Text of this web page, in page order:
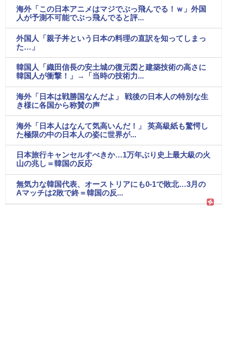
海外「この日本アニメはマジでぶっ飛んでる！ｗ」外国
人が予測不可能でぶっ飛んでると評...
外国人「親子丼という日本の料理の直訳を知ってしまっ
た…」
韓国人「織田信長の安土城の復元図と建築技術の高さに
韓国人が衝撃！」→「当時の技術力...
海外「日本は戦勝国なんだよ」 戦後の日本人の特別な生
き様に各国から称賛の声
海外「日本人はなんて気高いんだ！」 英高級紙も驚愕し
た極限の中の日本人の姿に世界が...
日本旅行キャンセルすべきか…1万年ぶり史上最大級の火
山の兆し＝韓国の反応
無気力な韓国代表、オーストリアにも0-1で敗北…3月の
Aマッチは2敗で終＝韓国の反...